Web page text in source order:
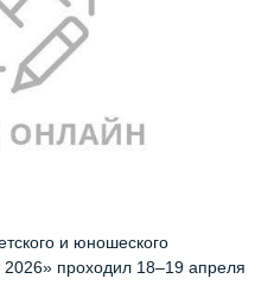
и юношеского
2026» проходил 18–19 апреля